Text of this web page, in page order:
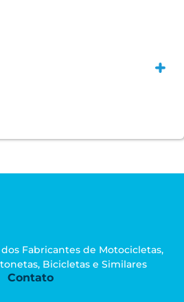
Fabricantes de Motocicletas,
Bicicletas e Similares
Contato